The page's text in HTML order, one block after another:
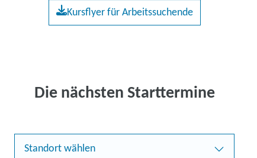
Kursflyer für Arbeitssuchende
Die nächsten Starttermine
Standort wählen